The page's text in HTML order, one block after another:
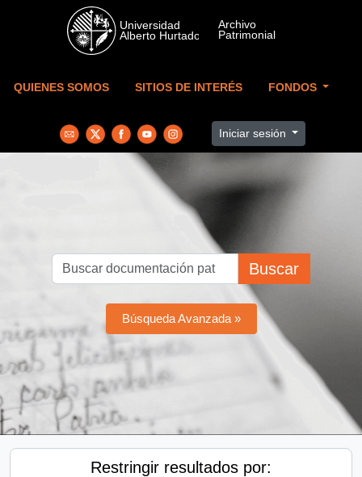
Skip to main content
QUIENES SOMOS SITIOS DE INTERÉS FONDOS
Iniciar sesión
Buscar
Búsqueda Avanzada »
Restringir resultados por: